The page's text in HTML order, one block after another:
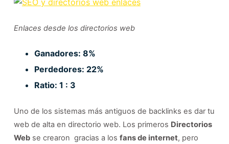
Enlaces desde los directorios web
Ganadores: 8%
Perdedores: 22%
Ratio: 1 : 3
Uno de los sistemas más antiguos de backlinks es dar tu
web de alta en directorio web. Los primeros Directorios
Webse crearon gracias a los fans de internet, pero